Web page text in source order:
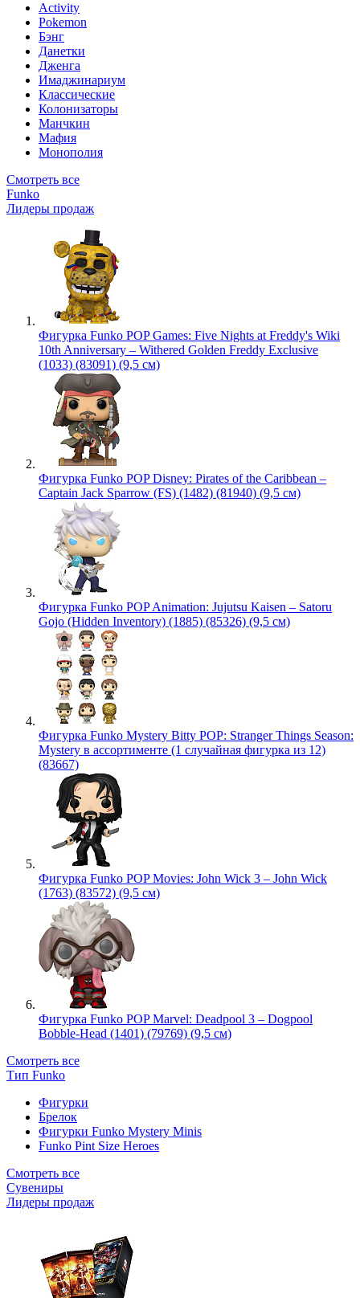
Activity
Pokemon
Бэнг
Данетки
Дженга
Имаджинариум
Классические
Колонизаторы
Манчкин
Мафия
Монополия
Смотреть все
Funko
Лидеры продаж
Фигурка Funko POP Games: Five Nights at Freddy's Wiki
10th Anniversary – Withered Golden Freddy Exclusive
(1033) (83091) (9,5 см)
Фигурка Funko POP Disney: Pirates of the Caribbean –
Captain Jack Sparrow (FS) (1482) (81940) (9,5 см)
Фигурка Funko POP Animation: Jujutsu Kaisen – Satoru
Gojo (Hidden Inventory) (1885) (85326) (9,5 см)
Фигурка Funko Mystery Bitty POP: Stranger Things Season:
Mystery в ассортименте (1 случайная фигурка из 12)
(83667)
Фигурка Funko POP Movies: John Wick 3 – John Wick
(1763) (83572) (9,5 см)
Фигурка Funko POP Marvel: Deadpool 3 – Dogpool
Bobble-Head (1401) (79769) (9,5 см)
Смотреть все
Тип Funko
Фигурки
Брелок
Фигурки Funko Mystery Minis
Funko Pint Size Heroes
Смотреть все
Сувениры
Лидеры продаж